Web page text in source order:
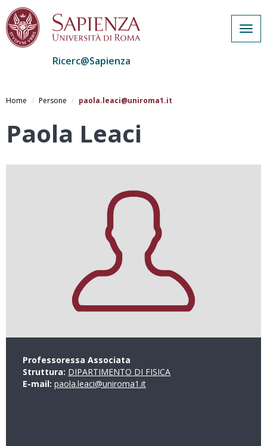
al
Ricerc@Sapienza
Home Persone paola.leaci@uniroma1.it
Paola Leaci
Professoressa Associata
Struttura: DIPARTIMENTO DI FISICA
E-mail: paola.leaci@uniroma1.it